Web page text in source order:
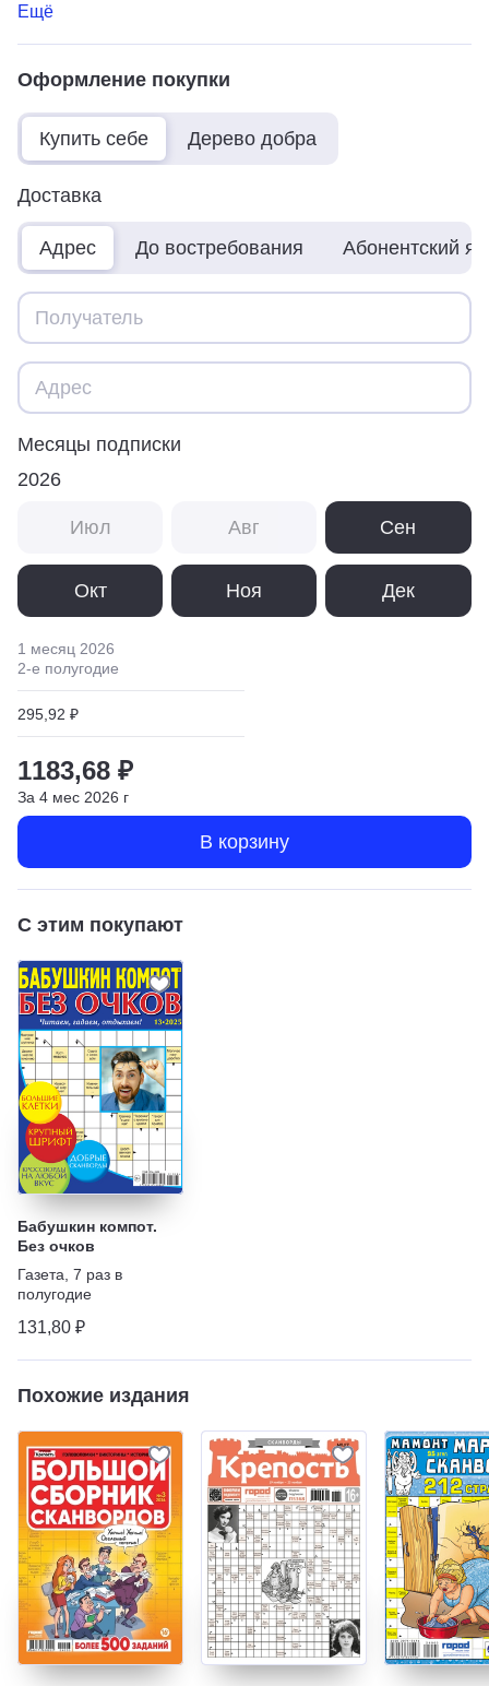
Ещё
Оформление покупки
Купить себе Дерево добра
Доставка
Адрес До востребования Абонентский
Месяцы подписки
2026
Июл Авг Сен
Окт Ноя Дек
1 месяц 2026
2-е полугодие
295,92 ₽
1183,68 ₽
За 4 мес 2026 г
В корзину
С этим покупают
Бабушкин компот.
Без очков
Газета 7 раз в
полугодие
131,80 ₽
Похожие издания